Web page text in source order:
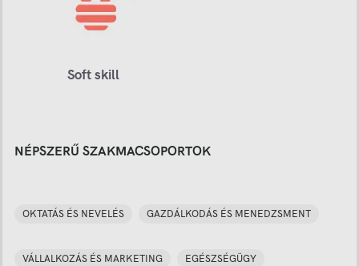
Soft skill
NÉPSZERŰ SZAKMACSOPORTOK
OKTATÁS ÉS NEVELÉS GAZDÁLKODÁS ÉS MENEDZSMENT
VÁLLALKOZÁS ÉS MARKETING EGÉSZSÉGÜGY